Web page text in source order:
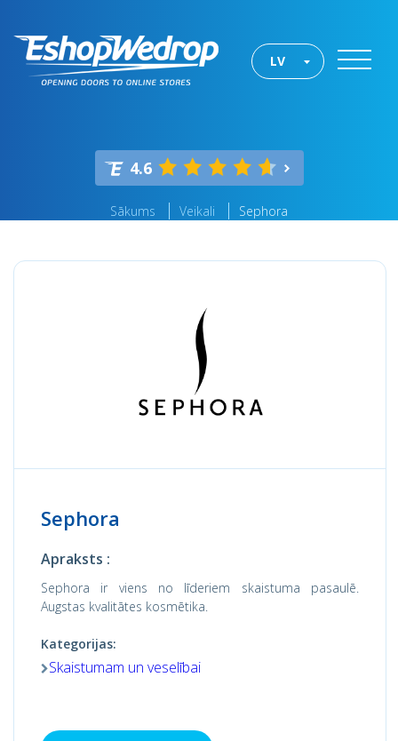
LV
4.6
Sākums Veikali Sephora
Sephora
Apraksts :
Sephora ir viens no līderiem skaistuma pasaulē.
Augstas kvalitātes kosmētika.
Kategorijas:
Skaistumam un veselībai